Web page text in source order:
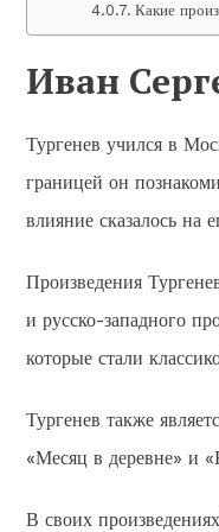
Какие
Иван
Тургенев учился в
границей он
влияние сказалось на
Произведения
и русско-западного
которые стали
Тургенев также
«Месяц в деревне» и
В своих